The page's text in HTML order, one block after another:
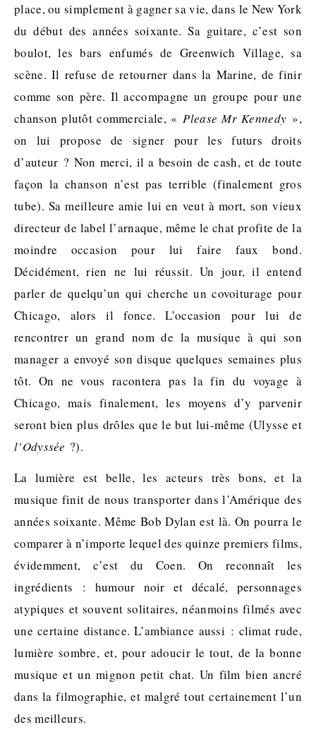
place, ou simplement à gagner sa vie, dans le New York
du début des années soixante. Sa guitare, c’est son
boulot, les bars enfumés de Greenwich Village, sa
scène. Il refuse de retourner dans la Marine, de finir
comme son père. Il accompagne un groupe pour une
chanson plutôt commerciale, «Please Mr Kennedy »,
on lui propose de signer pour les futurs droits
d’auteur ? Non merci, il a besoin de cash, et de toute
façon la chanson n’est pas terrible (finalement gros
tube). Sa meilleure amie lui en veut à mort, son vieux
directeur de label l’arnaque, même le chat profite de la
moindre occasion pour lui faire faux bond.
Décidément, rien ne lui réussit. Un jour, il entend
parler de quelqu’un qui cherche un covoiturage pour
Chicago, alors il fonce. L’occasion pour lui de
rencontrer un grand nom de la musique à qui son
manager a envoyé son disque quelques semaines plus
tôt. On ne vous racontera pas la fin du voyage à
Chicago, mais finalement, les moyens d’y parvenir
seront bien plus drôles que le but lui-même (Ulysse et
l’Odyssée ?).
La lumière est belle, les acteurs très bons, et la
musique finit de nous transporter dans l’Amérique des
années soixante. Même Bob Dylan est là. On pourra le
comparer à n’importe lequel des quinze premiers films,
évidemment, c’est du Coen. On reconnaît les
ingrédients : humour noir et décalé, personnages
atypiques et souvent solitaires, néanmoins filmés avec
une certaine distance. L’ambiance aussi : climat rude,
lumière sombre, et, pour adoucir le tout, de la bonne
musique et un mignon petit chat. Un film bien ancré
dans la filmographie, et malgré tout certainement l’un
des meilleurs.